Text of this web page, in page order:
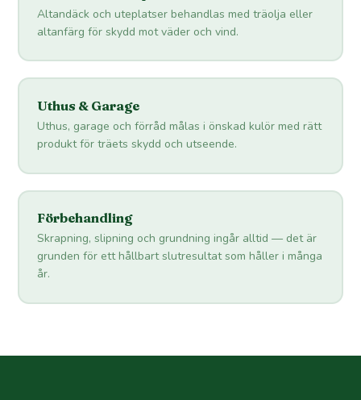
Altandäck och uteplatser behandlas med träolja eller
altanfärg för skydd mot väder och vind.
Uthus & Garage
Uthus, garage och förråd målas i önskad kulör med rätt
produkt för träets skydd och utseende.
Förbehandling
Skrapning, slipning och grundning ingår alltid — det är
grunden för ett hållbart slutresultat som håller i många
år.